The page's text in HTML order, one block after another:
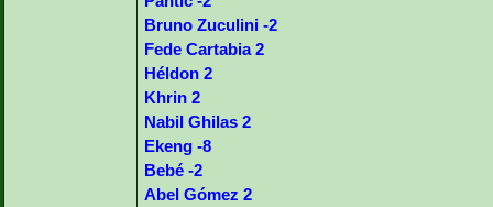
Bruno Zuculini -2
Fede Cartabia 2
Héldon 2
Khrin 2
Nabil Ghilas 2
Ekeng -8
Bebé -2
Abel Gómez 2